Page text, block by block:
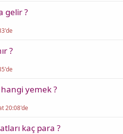
gelir ?
?
yemek ?
20:08'de
kaç para ?